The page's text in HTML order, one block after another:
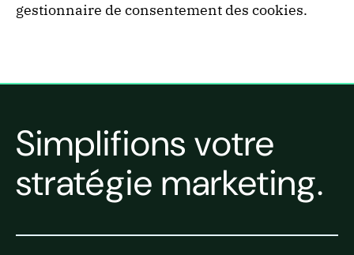
gestionnaire de consentement des cookies.
Simplifions votre
stratégie marketing.